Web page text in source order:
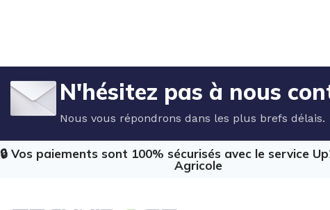
N'hésitez pas à nous
Nous vous répondrons dans les plus brefs délais.
🔒 Vos paiements sont 100% sécurisés avec le service
Agricole